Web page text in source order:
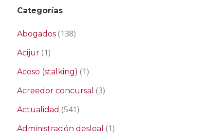
Categorías
Abogados (138)
Acijur (1)
Acoso (stalking) (1)
Acreedor concursal (3)
Actualidad (541)
Administración desleal (1)